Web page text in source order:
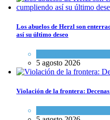
Los abuelos de Herzl son
así su último deseo
5 agosto 2026
Violación de la frontera: